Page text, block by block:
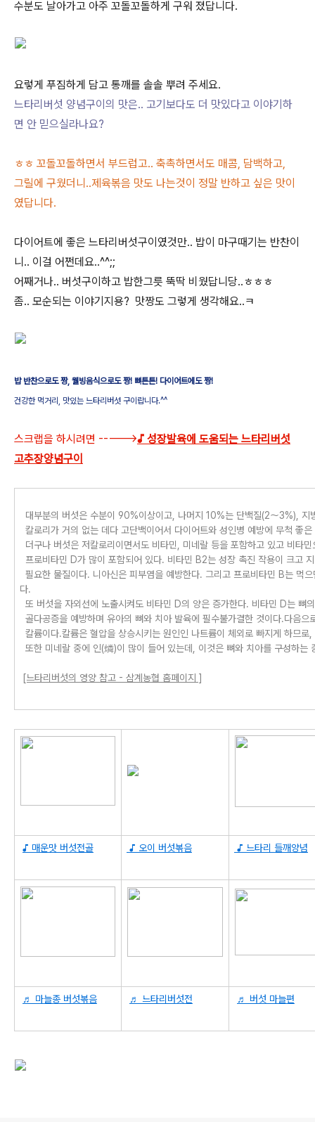
수분도 날아가고 아주 꼬돌꼬돌하게 구워 졌답니다.
요렇게 푸짐하게 담고 통깨를 솔솔 뿌려 주세요.
느타리버섯 양념구이의 맛은.. 고기보다도 더 맛있다고 이야기하
면 안 믿으실라나요?
ㅎㅎ 꼬돌꼬돌하면서 부드럽고.. 축촉하면서도 매콤, 담백하고,
그릴에 구웠더니..제육볶음 맛도 나는것이 정말 반하고 싶은 맛이
였답니다.
다이어트에 좋은 느타리버섯구이였것만.. 밥이 마구때기는 반찬이
니.. 이걸 어쩐데요..^^;;
어째거나.. 버섯구이하고 밥한그릇 뚝딱 비웠답니당..ㅎㅎㅎ
좀.. 모순되는 이야기지용? 맛짱도 그렇게 생각해요..ㅋ
밥 반찬으로도 짱, 웰빙음식으로도 짱! 뼈튼튼! 다이어트에도 짱!
건강한 먹거리, 맛있는 느타리버섯 구이랍니다.^^
스크랩을 하시려면 ----->♪ 성장발육에 도움되는 느타리버섯
고추장양념구이
대부분의 버섯은 수분이 90%이상이고, 나머지 10%는 단백질(2～3%), 지
칼로리가 거의 없는 데다 고단백이어서 다이어트와 성인병 예방에 무척 좋
더구나 버섯은 저칼로리이면서도 비타민, 미네랄 등을 포함하고 있고 비타
프로비타민 D가 많이 포함되어 있다. 비타민 B2는 성장 촉진 작용이 크고
필요한 물질이다. 니아신은 피부염을 예방한다. 그리고 프로비타민 B는 먹
다.
또 버섯을 자외선에 노출시켜도 비타민 D의 양은 증가한다. 비타민 D는 뼈
골다공증을 예방하며 유아의 뼈와 치아 발육에 필수불가결한 것이다.다음으
칼륨이다.칼륨은 혈압을 상승시키는 원인인 나트륨이 체외로 빠지게 하므로
또한 미네랄 중에 인(燐)이 많이 들어 있는데, 이것은 뼈와 치아를 구성하는
[느타리버섯의 영양 참고 - 삼계농협 홈페이지 ]
♪ 매운맛 버섯전골 ♪ 오이 버섯볶음 ♪ 느타리 들깨양념
♬ 마늘종 버섯볶음 ♬ 느타리버섯전 ♬ 버섯 마늘편